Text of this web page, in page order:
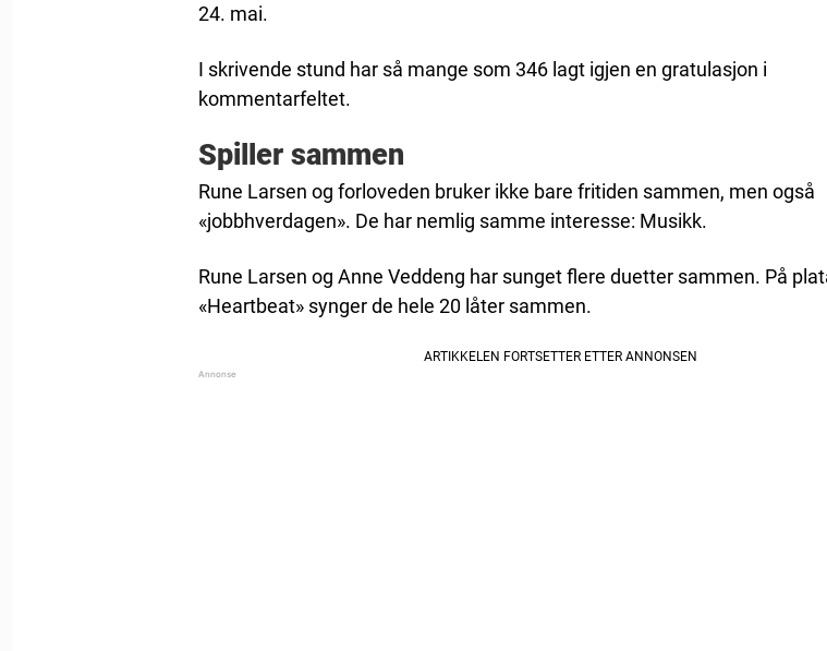
24. mai.
I skrivende stund har så mange som 346 lagt igjen en gratulasjon i
kommentarfeltet.
Spiller sammen
Rune Larsen og forloveden bruker ikke bare fritiden sammen, men også
«jobbhverdagen». De har nemlig samme interesse: Musikk.
Rune Larsen og Anne Veddeng har sunget flere duetter sammen. På
«Heartbeat» synger de hele 20 låter sammen.